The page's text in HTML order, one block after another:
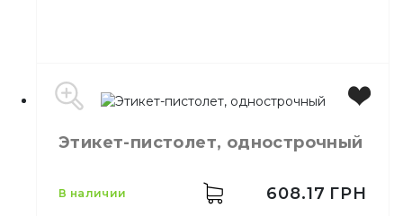
Бренд
Buromax
Цвет
Коричневый
Этикет-пистолет, однострочный
в наличии 608.17 ГРН